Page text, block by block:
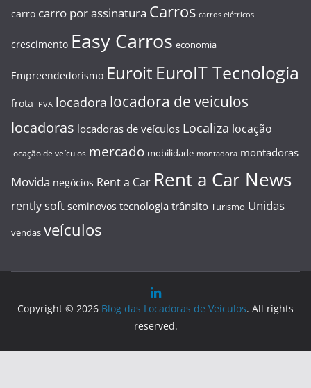
carro carro por assinatura Carros carros elétricos
crescimento Easy Carros economia
Empreendedorismo Euroit EuroIT Tecnologia
frota IPVA locadora locadora de veiculos
locadoras locadoras de veículos Localiza locação
locação de veículos mercado mobilidade montadora montadoras
Movida negócios Rent a Car Rent a Car News
rently soft seminovos tecnologia trânsito Turismo Unidas
vendas veículos
Copyright © 2026 Blog das Locadoras de Veículos. All rights
reserved.